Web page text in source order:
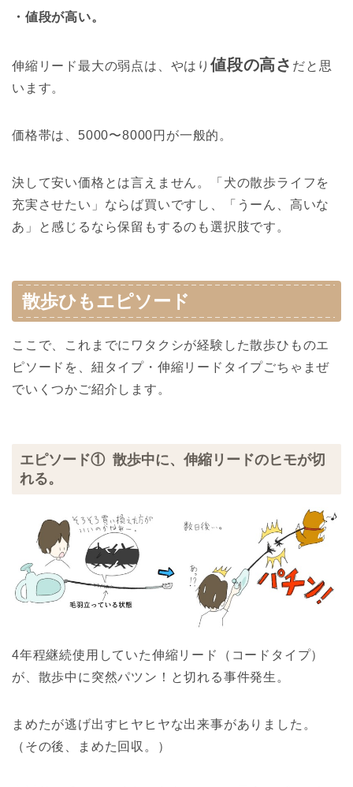
・値段が高い。
伸縮リード最大の弱点は、やはり 値段の高さ だと思
います。
価格帯は、5000〜8000円が一般的。
決して安い価格とは言えません。「犬の散歩ライフを
充実させたい」ならば買いですし、「うーん、高いな
あ」と感じるなら保留もするのも選択肢です。
散歩ひもエピソード
ここで、これまでにワタクシが経験した散歩ひものエ
ピソードを、紐タイプ・伸縮リードタイプごちゃまぜ
でいくつかご紹介します。
エピソード① 散歩中に、伸縮リードのヒモが切
れる。
4年程継続使用していた伸縮リード（コードタイプ）
が、散歩中に突然パツン！と切れる事件発生。
まめたが逃げ出すヒヤヒヤな出来事がありました。
（その後、まめた回収。）